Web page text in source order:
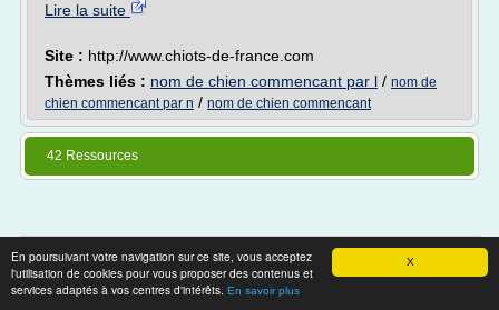
X
En poursuivant votre navigation sur ce site, vous acceptez
l'utilisation de cookies pour vous proposer des contenus et
services adaptés à vos centres d'intérêts. En savoir plus
Lire la suite
Site : http://www.chiots-de-france.com
Thèmes liés : nom de chien commencant par l / nom de
chien commencant par n / nom de chien commencant
42 Ressources
Thèmes associés
prenom chien qui commence